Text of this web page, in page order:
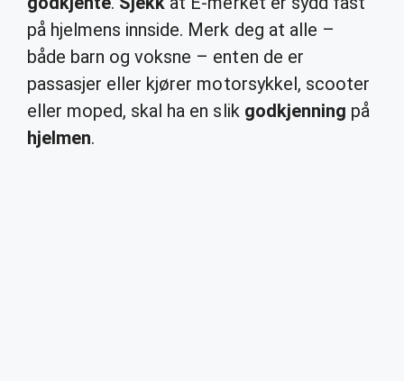
på hjelmens innside. Merk deg at alle –
både barn og voksne – enten de er
passasjer eller kjører motorsykkel, scooter
eller moped, skal ha en slik godkjenning på
hjelmen.